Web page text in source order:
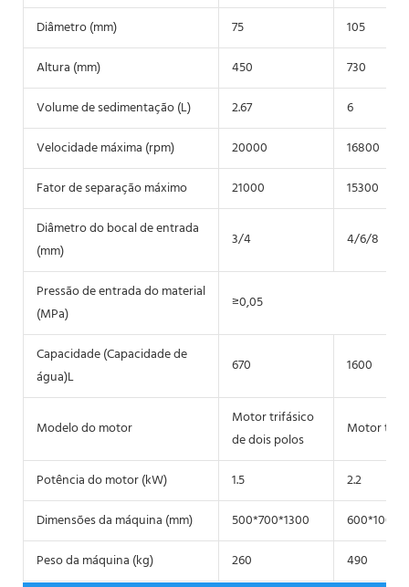
Diâmetro (mm)
75
105
Altura (mm)
450
730
Volume de sedimentação (L)
2.67
6
Velocidade máxima (rpm)
20000
16800
Fator de separação máximo
21000
15300
Diâmetro do bocal de entrada
(mm)
3/4 4/6/8
Pressão de entrada do material
(MPa)
≥0,05
Capacidade (Capacidade de
água)L
670 1600
Modelo do motor
Motor trifásico
de dois polos
Motor
Potência do motor (kW) 1.5
2.2
Dimensões da máquina (mm)
500*700*1300
Peso da máquina (kg)
260 490